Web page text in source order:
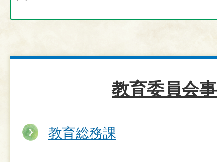
教育委員会
教育総務課